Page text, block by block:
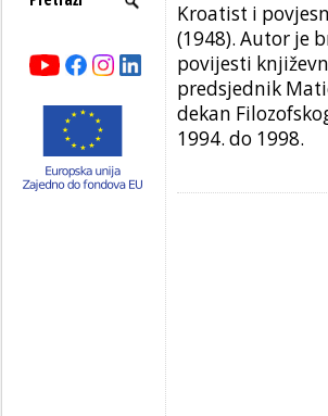
Kroatist i
(1948). Autor je
povijesti
predsjednik
dekan
1994. do 1998.